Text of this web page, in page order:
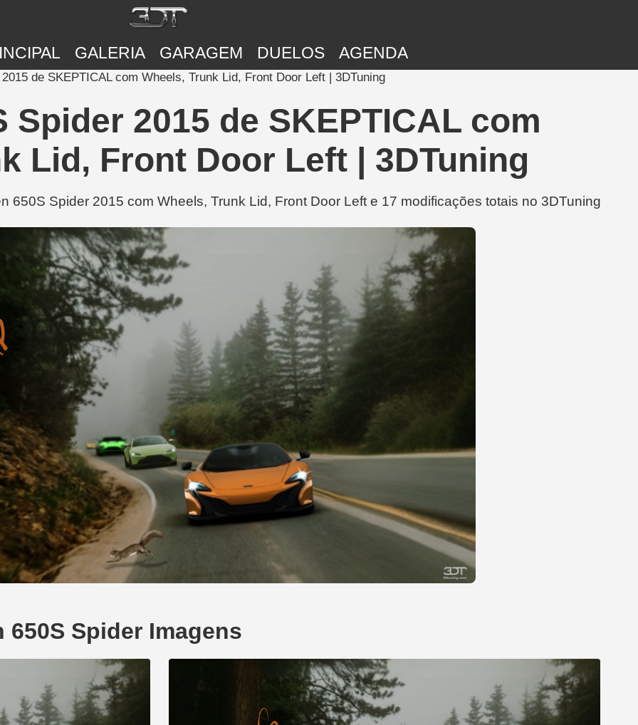
GALERIA GARAGEM DUELOS AGENDA
de SKEPTICAL com Wheels, Trunk Lid, Front Door Left | 3DTuning
Spider 2015 de SKEPTICAL com
Lid, Front Door Left | 3DTuning
650S Spider 2015 com Wheels, Trunk Lid, Front Door Left e 17 modificações totais no 3DTuning
Spider Imagens